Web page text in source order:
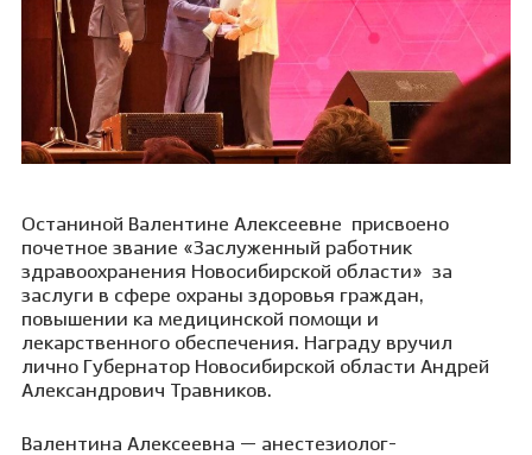
Останиной Валентине Алексеевне
присвоено
почетное звание «Заслуженный работник
здравоохранения Новосибирской области» за
заслуги в сфере охраны здоровья граждан,
повышении ка медицинской помощи и
лекарственного обеспечения. Награду вручил
лично Губернатор Новосибирской области Андрей
Александрович Травников.
Валентина Алексеевна — анестезиолог-